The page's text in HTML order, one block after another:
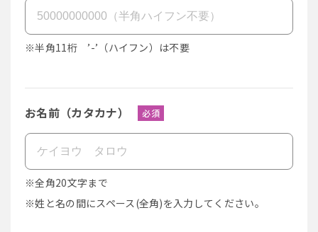
※半角11桁 ’-’（ハイフン）は不要
お名前（カタカナ） 必須
※全角20文字まで
※姓と名の間にスペース(全角)を入力してください。